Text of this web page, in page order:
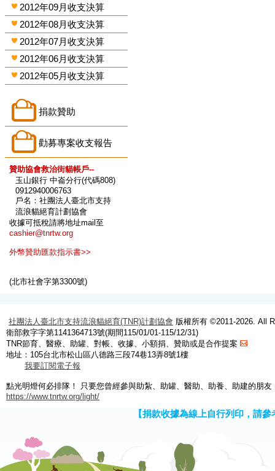
2012年09月收支決算
2012年08月收支決算
2012年07月收支決算
2012年06月收支決算
2012年05月收支決算
捐款贊助
勸募專案收支報告
贊助協會救治街貓帳戶--
玉山銀行 中崙分行(代碼808)
0912940006763
戶名：社團法人臺北市支持
流浪貓絕育計劃協會
收據可抵稅請將地址mail至
cashier@tnrtw.org
外幣贊助匯款指示書>>
(北市社會字第3300號)
社團法人臺北市支持流浪貓絕育(TNR)計劃協會 版權所有 ©2011-2026. All
衛部救字字第1141364713號(期間115/01/01-115/12/31)
TNR節育、醫療、助罐、對帳、收據、小額捐、贊助或是合作提案
地址：105台北市松山區八德路三段74巷13弄8號1樓
我要訂閱電子報
點光明燈何必排隊！ 只要您曾經參與助紮、助罐、醫助、助養、助建的朋
https://www.tnrtw.org/light/
【捐款收據為線上自行列印，請參